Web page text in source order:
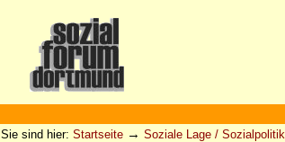
Werkzeuge
Sie sind hier: Startseite → Soziale Lage / Sozialpolitik